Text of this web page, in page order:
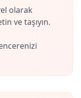
olarak
ve taşıyın.